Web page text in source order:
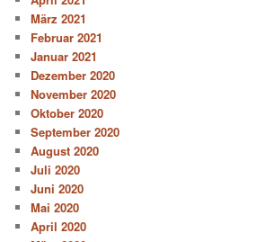
März 2021
Februar 2021
Januar 2021
Dezember 2020
November 2020
Oktober 2020
September 2020
August 2020
Juli 2020
Juni 2020
Mai 2020
April 2020